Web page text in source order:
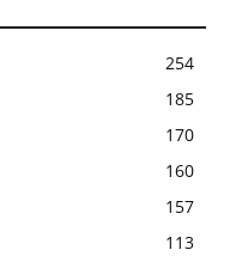
254
185
170
160
157
113